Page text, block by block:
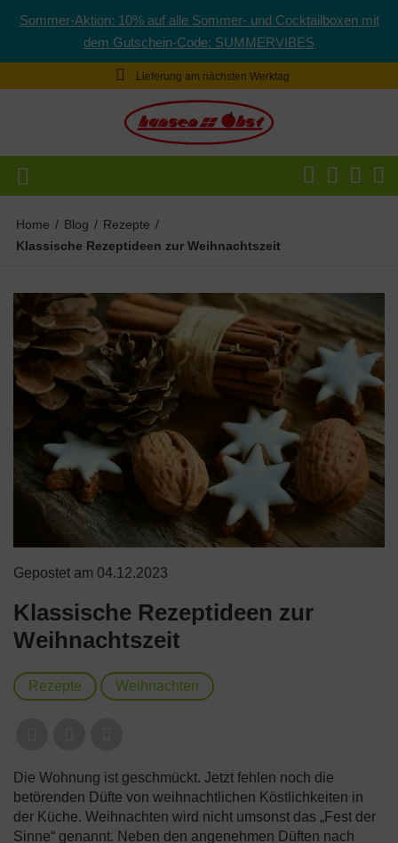
Sommer-Aktion: 10% auf alle Sommer- und Cocktailboxen mit
dem Gutschein-Code: SUMMERVIBES
Lieferung am nächsten Werktag
Home / Blog / Rezepte /
Klassische Rezeptideen zur Weihnachtszeit
Gepostet am 04.12.2023
Klassische Rezeptideen zur
Weihnachtszeit
Rezepte Weihnachten
Die Wohnung ist geschmückt. Jetzt fehlen noch die
betörenden Düfte von weihnachtlichen Köstlichkeiten in
der Küche. Weihnachten wird nicht umsonst das „Fest der
Sinne“ genannt. Neben den angenehmen Düften nach